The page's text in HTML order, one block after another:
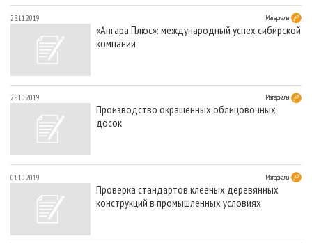
28.11.2019 Материалы
«Ангара Плюс»: международный успех сибирской
компании
28.10.2019 Материалы
Производство окрашенных облицовочных
досок
01.10.2019 Материалы
Проверка стандартов клееных деревянных
конструкций в промышленных условиях